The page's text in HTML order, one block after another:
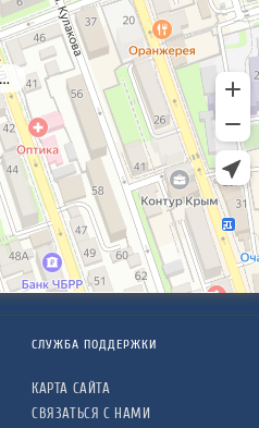
СЛУЖБА ПОДДЕРЖКИ
КАРТА САЙТА
СВЯЗАТЬСЯ С НАМИ